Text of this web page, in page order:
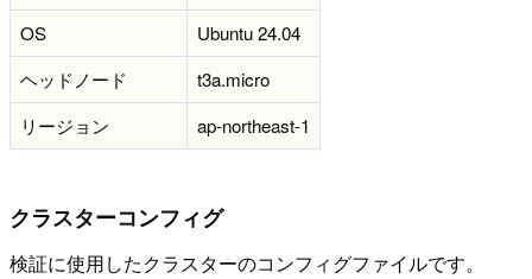
OS
Ubuntu 24.04
ヘッドノード
t3a.micro
リージョン
ap-northeast-1
クラスターコンフィグ
検証に使用したクラスターのコンフィグファイルです。